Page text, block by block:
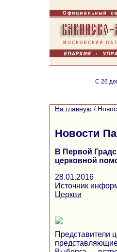
С 26
На главную /
Новости
В Первой
церковной
28.01.2016
Источник
Церкви
Представители